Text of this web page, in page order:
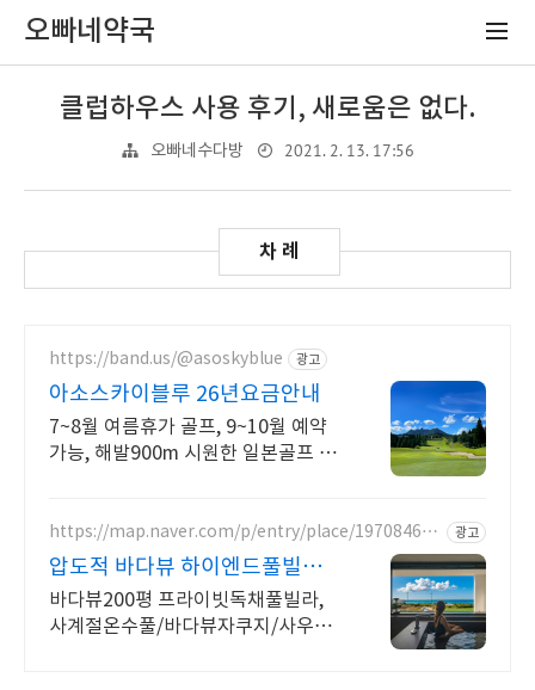
오빠네약국
클럽하우스 사용 후기, 새로움은 없다.
오빠네수다방 2021. 2. 13. 17:56
https://band.us/@asoskyblue 광고
아소스카이블루 26년요금안내
7~8월 여름휴가 골프, 9~10월 예약
가능, 해발900m 시원한 일본골프 한
https://map.naver.com/p/entry/place/197084688
광고
압도적 바다뷰 하이엔드풀빌라
바다뷰 자쿠지 상시 무료
바다뷰200평 프라이빗독채풀빌라,
사계절온수풀/바다뷰자쿠지/사우나/